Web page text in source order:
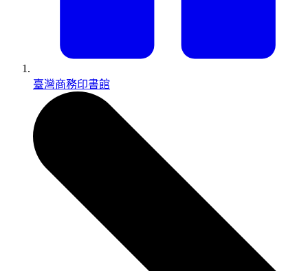
臺灣商務印書館